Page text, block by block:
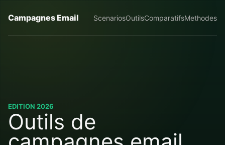
Campagnes Email ScenariosOutilsComparatifsMethodes
EDITION 2026
Outils de